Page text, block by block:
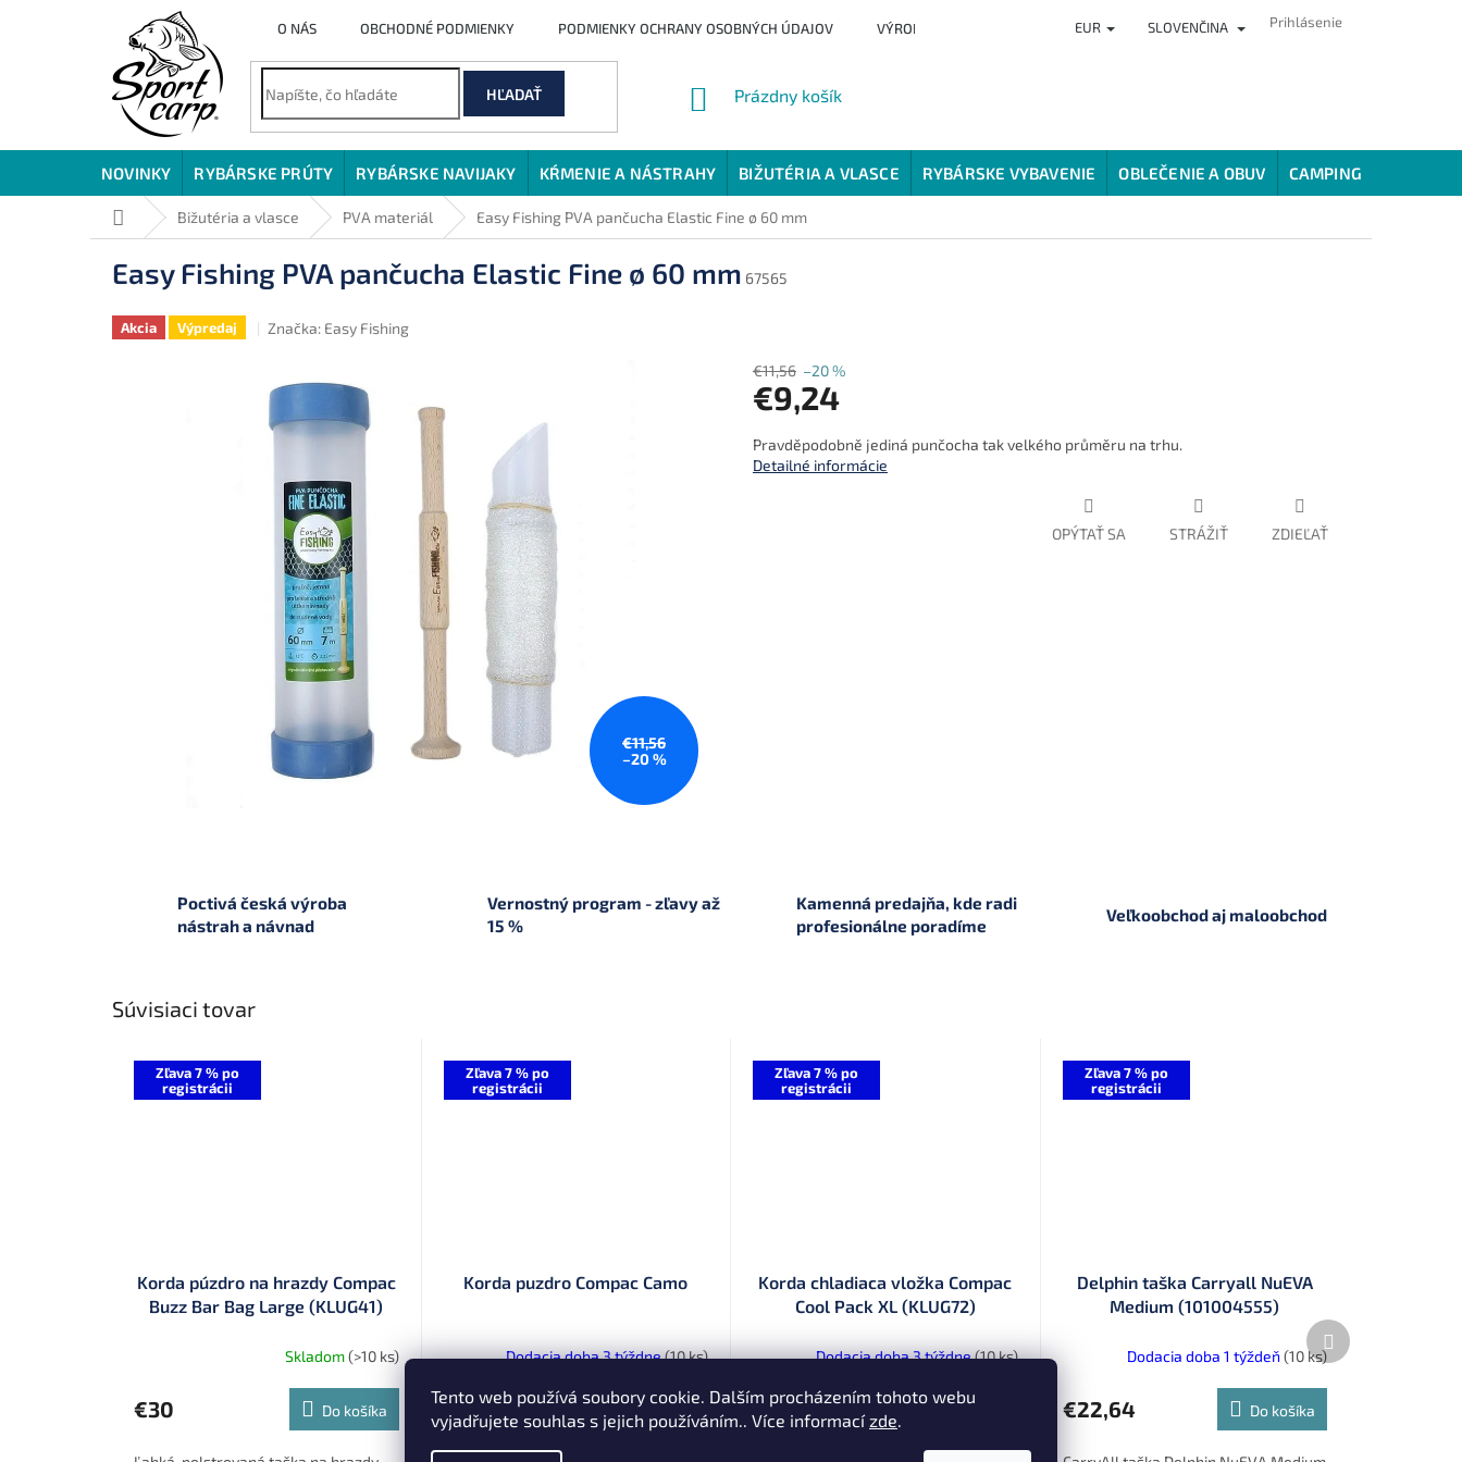
Tento web používá soubory cookie. Dalším procházením tohoto webu
vyjadřujete souhlas s jejich používáním.. Více informacízde
O NÁS OBCHODNÉ PODMIENKY PODMIENKY OCHRANY OSOBNÝCH ÚDAJOV VÝROBCI PREDAJŇA HODNOTENIE OBCHODU
EUR SLOVENČINA Prihlásenie
HĽADAŤ
NÁKUPNÝ
Prázdny košík
NOVINKY RYBÁRSKE PRÚTY RYBÁRSKE NAVIJAKY KŔMENIE A NÁSTRAHY BIŽUTÉRIA A VLASCE RYBÁRSKE VYBAVENIE OBLEČENIE A OBUV CAMPING
DomovBižutéria a vlasce PVA materiál Easy Fishing PVA pančucha Elastic Fine ø 60 mm
Easy Fishing PVA pančucha Elastic Fine ø 60 mm 67565
Akcia Výpredaj Značka: Easy Fishing
€11,56
–20 %
€11,56 –20 %
€9,24
cena:
Pravděpodobně jediná punčocha tak velkého průměru na trhu.
Detailné informácie
OPÝTAŤ SA STRÁŽIŤ ZDIEĽAŤ
Poctivá česká výroba
nástrah a návnad
Vernostný program - zľavy až
15 %
Kamenná predajňa, kde radi
profesionálne poradíme
Veľkoobchod aj maloobchod
Súvisiaci tovar
Zľava 7 % po
registrácii
Korda púzdro na hrazdy Compac
Buzz Bar Bag Large (KLUG41)
Skladom(>10 ks)
€30 Do košíka
Zľava 7 % po
registrácii
Korda puzdro Compac Camo
Dodacia doba 3 týždne(10 ks)
od€22 DETAIL
Originálna séria Korda Compac Camo
Zľava 7 % po
registrácii
Korda chladiaca vložka Compac
Cool Pack XL (KLUG72)
Dodacia doba 3 týždne(10 ks)
€15 Do košíka
Zľava 7 % po
registrácii
Delphin taška Carryall NuEVA
Medium (101004555)
Dodacia doba 1 týždeň (10 ks)
€22,64 Do košíka
Ďalší
produkt